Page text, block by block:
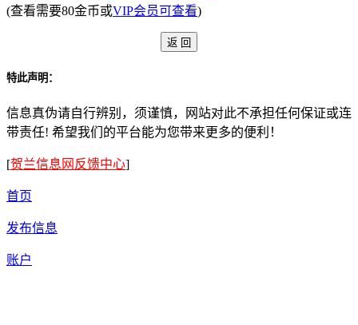
(查看需要80金币或VIP会员可查看)
特此声明：
信息真伪请自行辨别，须谨慎，网站对此不承担任何保证或连
带责任! 希望我们的平台能为您带来更多的便利！
[贺兰信息网反馈中心]
首页
发布信息
账户